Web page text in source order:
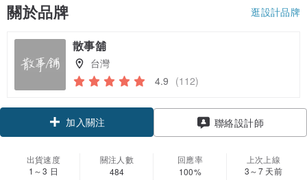
關於品牌 逛設計品牌
散事舖
台灣
4.9 (112)
加入關注 聯絡設計師
出貨速度
1～3 日
關注人數
484
回應率
100%
上次上線
3～7 天前